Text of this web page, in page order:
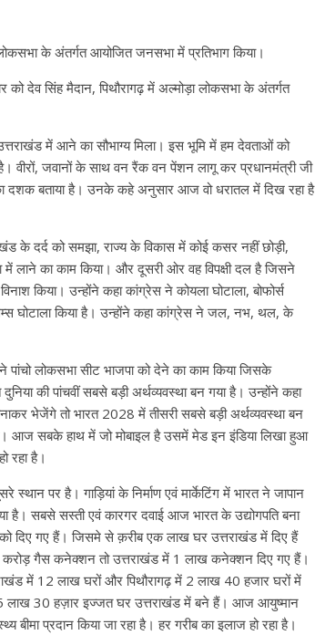
के अंतर्गत आयोजित जनसभा में प्रतिभाग किया।
को देव सिंह मैदान, पिथौरागढ़ में अल्मोड़ा लोकसभा के अंतर्गत
में आने का सौभाग्य मिला। इस भूमि में हम देवताओं को
वीरों, जवानों के साथ वन रैंक वन पेंशन लागू कर प्रधानमंत्री जी
का दशक बताया है। उनके कहे अनुसार आज वो धरातल में दिख रहा है
के दर्द को समझा, राज्य के विकास में कोई कसर नहीं छोड़ी,
में लाने का काम किया। और दूसरी ओर वह विपक्षी दल है जिसने
किया। उन्होंने कहा कांग्रेस ने कोयला घोटाला, बोफोर्स
घोटाला किया है। उन्होंने कहा कांग्रेस ने जल, नभ, थल, के
लोकसभा सीट भाजपा को देने का काम किया जिसके
की पांचवीं सबसे बड़ी अर्थव्यवस्था बन गया है। उन्होंने कहा
भेजेंगे तो भारत 2028 में तीसरी सबसे बड़ी अर्थव्यवस्था बन
आज सबके हाथ में जो मोबाइल है उसमें मेड इन इंडिया लिखा हुआ
रहा है।
पर है। गाड़ियां के निर्माण एवं मार्केटिंग में भारत ने जापान
है। सबसे सस्ती एवं कारगर दवाई आज भारत के उद्योगपति बना
दिए गए हैं। जिसमे से क़रीब एक लाख घर उत्तराखंड में दिए हैं
गैस कनेक्शन तो उत्तराखंड में 1 लाख कनेक्शन दिए गए हैं।
में 12 लाख घरों और पिथौरागढ़ में 2 लाख 40 हजार घरों में
30 हज़ार इज्जत घर उत्तराखंड में बने हैं। आज आयुष्मान
प्रदान किया जा रहा है। हर गरीब का इलाज हो रहा है।